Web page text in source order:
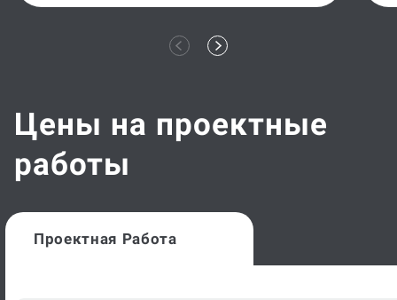
Цены на проектные
работы
Проектная Работа